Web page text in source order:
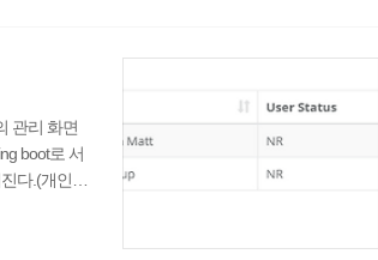
관리 화면
boot로 서
다.(개인적
시스템에